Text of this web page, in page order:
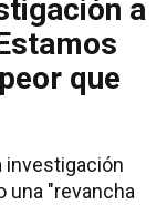
a
que
investigación
una "revancha